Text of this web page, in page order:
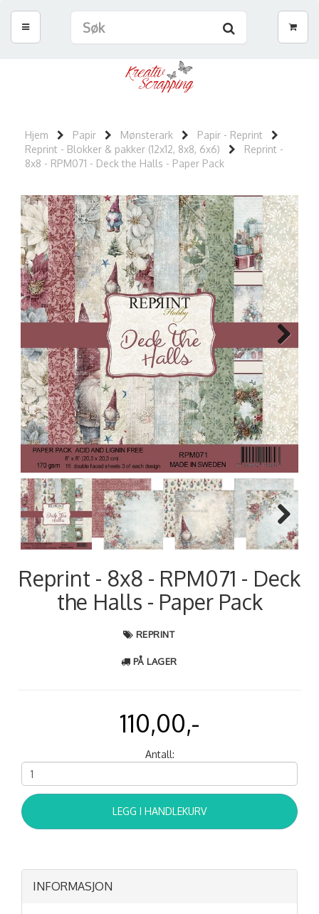
Hjem Papir Mønsterark
Papir - Reprint
Reprint - Blokker & pakker (12x12, 8x8, 6x6)
Reprint -
8x8 - RPM071 - Deck the Halls - Paper Pack
Next
Next
Reprint - 8x8 - RPM071 - Deck
the Halls - Paper Pack
REPRINT
PÅ LAGER
110,00,-
Antall:
LEGG I HANDLEKURV
INFORMASJON